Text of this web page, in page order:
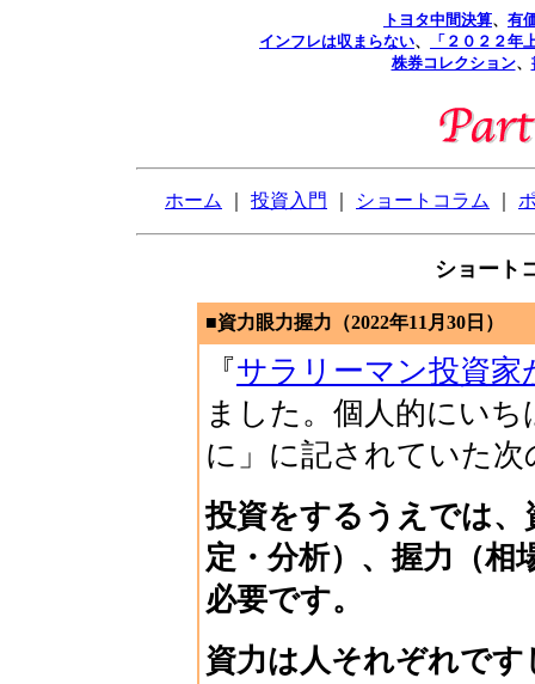
トヨタ中間決算、 有
インフレは収まらない、
「２０２２年
株券コレクション、
ホーム 投資入門 ショートコラム
ショート
■資力眼力握力（2022年11月30日）
『サラリーマン投資家
ました。個人的にい
に」に記されていた次
投資をするうえでは、
定・分析）、握力（
必要です。
資力は人それぞれで